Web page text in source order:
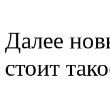
Далее
стоит